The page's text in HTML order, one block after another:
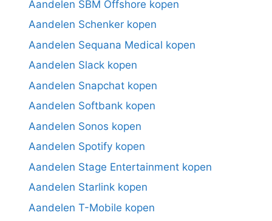
Aandelen SBM Offshore kopen
Aandelen Schenker kopen
Aandelen Sequana Medical kopen
Aandelen Slack kopen
Aandelen Snapchat kopen
Aandelen Softbank kopen
Aandelen Sonos kopen
Aandelen Spotify kopen
Aandelen Stage Entertainment kopen
Aandelen Starlink kopen
Aandelen T-Mobile kopen